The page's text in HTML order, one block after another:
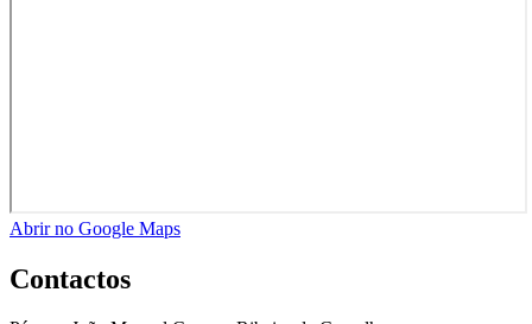
Abrir no Google Maps
Contactos